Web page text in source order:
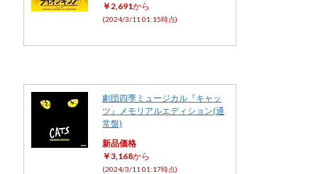
￥2,691から
(2024/3/11 01:15時点)
劇団四季ミュージカル『キャッ
ツ』メモリアルエディション(通
常盤)
新品価格
￥3,168から
(2024/3/11 01:17時点)